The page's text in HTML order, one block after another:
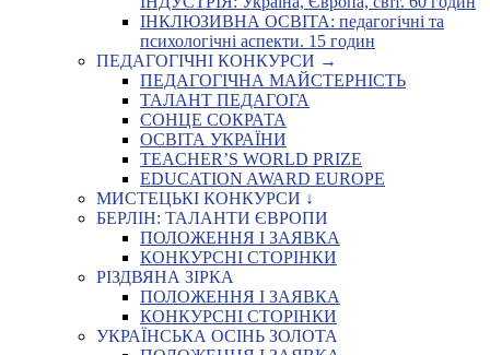
ІНКЛЮЗИВНА ОСВІТА: педагогічні та
психологічні аспекти. 15 годин
ПЕДАГОГІЧНІ КОНКУРСИ →
ПЕДАГОГІЧНА МАЙСТЕРНІСТЬ
ТАЛАНТ ПЕДАГОГА
СОНЦЕ СОКРАТА
ОСВІТА УКРАЇНИ
TEACHER’S WORLD PRIZE
EDUCATION AWARD EUROPE
МИСТЕЦЬКІ КОНКУРСИ ↓
БЕРЛІН: ТАЛАНТИ ЄВРОПИ
ПОЛОЖЕННЯ І ЗАЯВКА
КОНКУРСНІ СТОРІНКИ
РІЗДВЯНА ЗІРКА
ПОЛОЖЕННЯ І ЗАЯВКА
КОНКУРСНІ СТОРІНКИ
УКРАЇНСЬКА ОСІНЬ ЗОЛОТА